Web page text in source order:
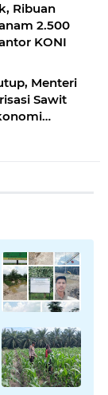
Ribuan
2.500
KONI
Menteri
Sawit